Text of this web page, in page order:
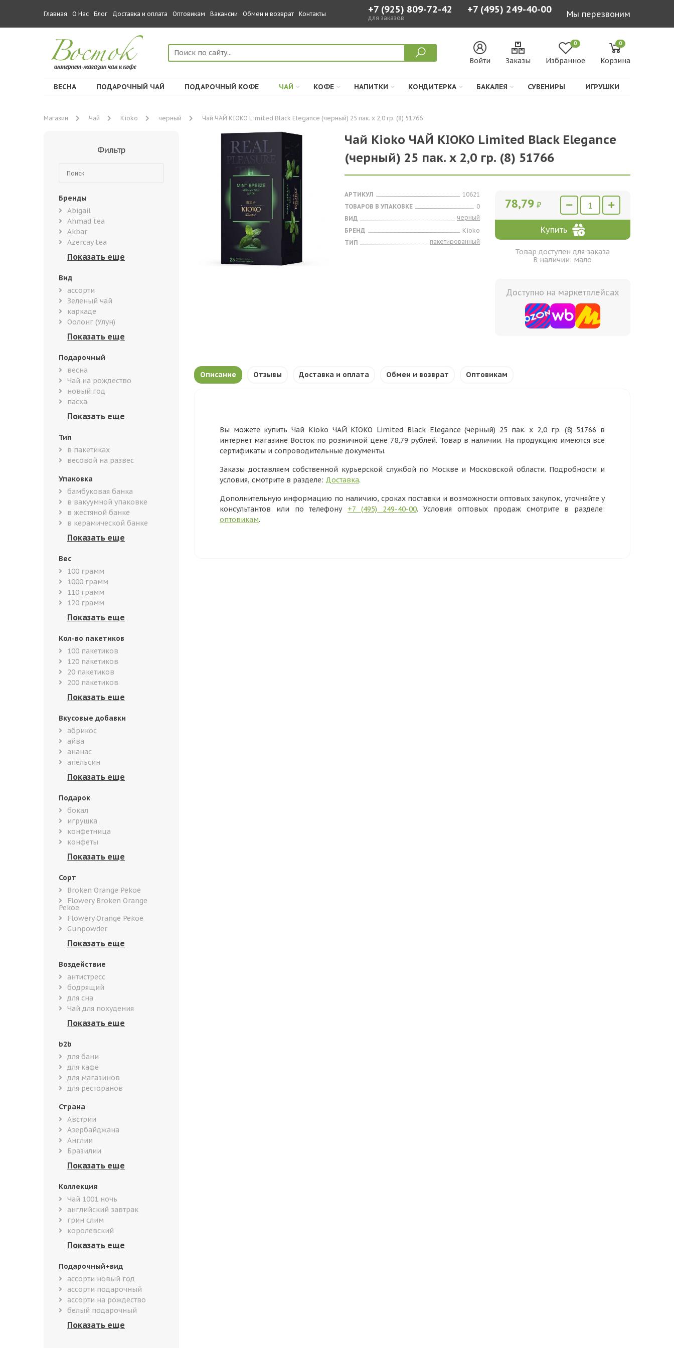
Главная О Нас Блог Доставка и оплата Оптовикам Вакансии Обмен и возврат Контакты +7 (925) 809-72-42
для заказов
+7 (495) 249-40-00 Мы перезвоним
Войти Заказы
0
Избранное
0
Корзина
ВЕСНА ПОДАРОЧНЫЙ ЧАЙ ПОДАРОЧНЫЙ КОФЕ ЧАЙ КОФЕ НАПИТКИ КОНДИТЕРКА БАКАЛЕЯ СУВЕНИРЫ ИГРУШКИ
Магазин Чай Kioko черный Чай ЧАЙ KIOKO Limited Black Elegance (черный) 25 пак. х 2,0 гр. (8) 51766
Фильтр
Бренды
Abigail
Ahmad tea
Akbar
Azercay tea
Вид
ассорти
Зеленый чай
каркаде
Оолонг (Улун)
Подарочный
весна
Чай на рождество
новый год
пасха
Тип
в пакетиках
весовой на развес
Упаковка
бамбуковая банка
в вакуумной упаковке
в жестяной банке
в керамической банке
Вес
100 грамм
1000 грамм
110 грамм
120 грамм
Кол-во пакетиков
100 пакетиков
120 пакетиков
20 пакетиков
200 пакетиков
Вкусовые добавки
абрикос
айва
ананас
апельсин
Подарок
бокал
игрушка
конфетница
конфеты
Сорт
Broken Orange Pekoe
Flowery Broken Orange
Pekoe
Flowery Orange Pekoe
Gunpowder
Воздействие
антистресс
бодрящий
для сна
Чай для похудения
b2b
для бани
для кафе
для магазинов
для ресторанов
Страна
Австрии
Азербайджана
Англии
Бразилии
Коллекция
Чай 1001 ночь
английский завтрак
грин слим
королевский
Подарочный+вид
ассорти новый год
ассорти подарочный
ассорти на рождество
белый подарочный
Чай Kioko ЧАЙ KIOKO Limited Black Elegance
(черный) 25 пак. х 2,0 гр. (8) 51766
АРТИКУЛ
10621
ТОВАРОВ В УПАКОВКЕ
0
ВИД
черный
БРЕНД
Kioko
ТИП
пакетированный
78,79 ₽
Купить
Товар доступен для заказа
В наличии: мало
Доступно на маркетплейсах
Описание Отзывы Доставка и оплата Обмен и возврат Оптовикам
Вы можете купить Чай Kioko ЧАЙ KIOKO Limited Black Elegance (черный) 25 пак. х 2,0 гр. (8) 51766 в
интернет магазине Восток по розничной цене 78,79 рублей. Товар в наличии. На продукцию имеются все
сертификаты и сопроводительные документы.
Заказы доставляем собственной курьерской службой по Москве и Московской области. Подробности и
условия, смотрите в разделе: Доставка.
Дополнительную информацию по наличию, сроках поставки и возможности оптовых закупок, уточняйте у
консультантов или по телефону +7 (495) 249-40-00. Условия оптовых продаж смотрите в разделе:
оптовикам.